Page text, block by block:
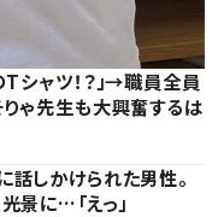
シャツ！？」→職員全員
ゃ先生も大興奮するは
しかけられた男性。
景に…「えっ」